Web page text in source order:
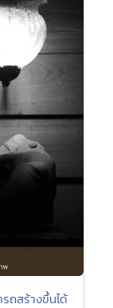
รถสร้างขึ้นได้